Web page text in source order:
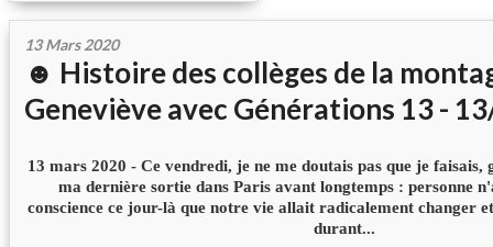
13 Mars 2020
☻ Histoire des collèges de la
Geneviève avec Générations 13 -
13 mars 2020 - Ce vendredi, je ne me doutais pas que je faisais,
ma dernière sortie dans Paris avant longtemps : personne
conscience ce jour-là que notre vie allait radicalement changer
durant...